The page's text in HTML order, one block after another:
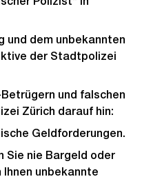
und dem unbekannten
der Stadtpolizei
und falschen
Zürich darauf hin:
Geldforderungen.
Sie nie Bargeld oder
unbekannte